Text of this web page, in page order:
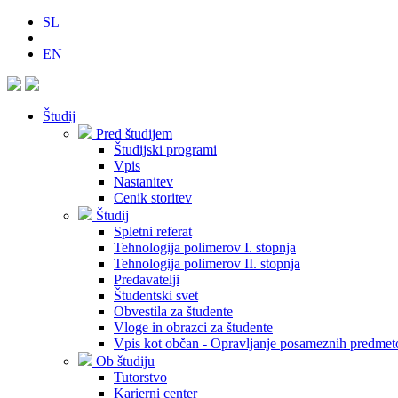
SL
|
EN
Študij
Pred študijem
Študijski programi
Vpis
Nastanitev
Cenik storitev
Študij
Spletni referat
Tehnologija polimerov I. stopnja
Tehnologija polimerov II. stopnja
Predavatelji
Študentski svet
Obvestila za študente
Vloge in obrazci za študente
Vpis kot občan - Opravljanje posameznih
Ob študiju
Tutorstvo
Karierni center